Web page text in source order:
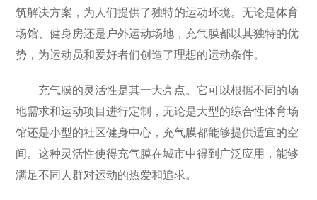
筑解决方案，为人们提供了独特的运动环境。无论是体育
场馆、健身房还是户外运动场地，充气膜都以其独特的优
势，为运动员和爱好者们创造了理想的运动条件。
充气膜的灵活性是其一大亮点。它可以根据不同的场
地需求和运动项目进行定制，无论是大型的综合性体育场
馆还是小型的社区健身中心，充气膜都能够提供适宜的空
间。这种灵活性使得充气膜在城市中得到广泛应用，能够
满足不同人群对运动的热爱和追求。